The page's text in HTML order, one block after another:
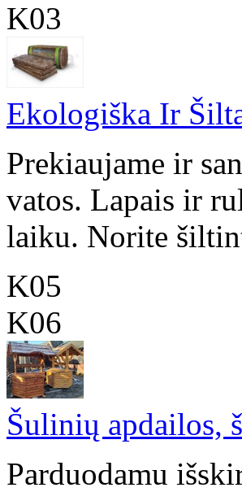
K03
Ekologiška Ir
Prekiaujame ir
vatos. Lapais ir
laiku. Norite
K05
K06
Šulinių apdailos,
Parduodamu